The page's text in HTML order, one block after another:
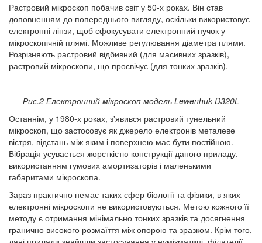
Растровий мікроскоп побачив світ у 50-х роках. Він став
доповненням до попереднього вигляду, оскільки використовує
електронні лінзи, щоб сфокусувати електронний пучок у
мікроскопічній плямі. Можливе регулювання діаметра плями.
Розрізняють растровий відбивний (для масивних зразків),
растровий мікроскопи, що просвічує (для тонких зразків).
Рис.2 Електронний мікроскоп модель Lewenhuk D320L
Останнім, у 1980-х роках, з'явився растровий тунельний
мікроскоп, що застосовує як джерело електронів металеве
вістря, відстань між яким і поверхнею має бути постійною.
Вібрація усувається жорсткістю конструкції даного приладу,
використанням гумових амортизаторів і маленькими
габаритами мікроскопа.
Зараз практично немає таких сфер біології та фізики, в яких
електронні мікроскопи не використовуються. Метою кожного її
методу є отримання мінімально тонких зразків та досягнення
гранично високого розмаїття між опорою та зразком. Крім того,